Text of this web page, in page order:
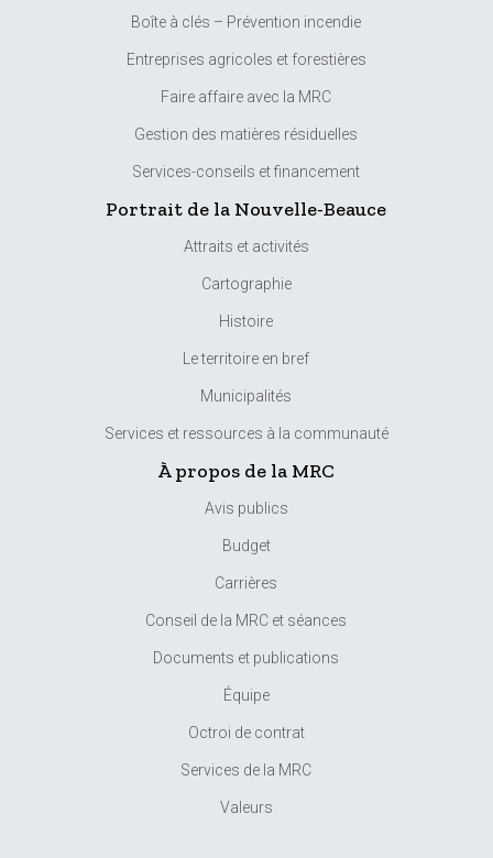
Boîte à clés – Prévention incendie
Entreprises agricoles et forestières
Faire affaire avec la MRC
Gestion des matières résiduelles
Services-conseils et financement
Portrait de la Nouvelle-Beauce
Attraits et activités
Cartographie
Histoire
Le territoire en bref
Municipalités
Services et ressources à la communauté
À propos de la MRC
Avis publics
Budget
Carrières
Conseil de la MRC et séances
Documents et publications
Équipe
Octroi de contrat
Services de la MRC
Valeurs